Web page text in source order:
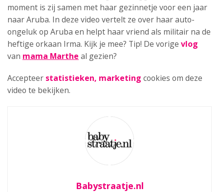
moment is zij samen met haar gezinnetje voor een jaar
naar Aruba. In deze video vertelt ze over haar auto-
ongeluk op Aruba en helpt haar vriend als militair na de
heftige orkaan Irma. Kijk je mee? Tip! De vorige vlog
van mama Marthe al gezien?
Accepteer statistieken, marketing cookies om deze
video te bekijken.
Babystraatje.nl